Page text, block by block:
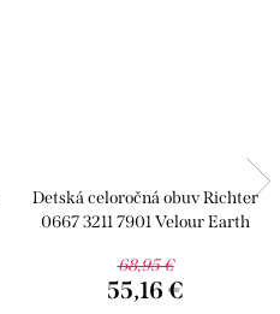
Detská celoročná obuv Richter
0667 3211 7901 Velour Earth
68,95 €
55,16 €